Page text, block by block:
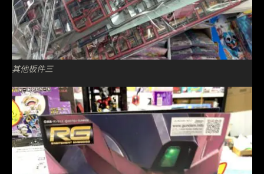
其他板件三